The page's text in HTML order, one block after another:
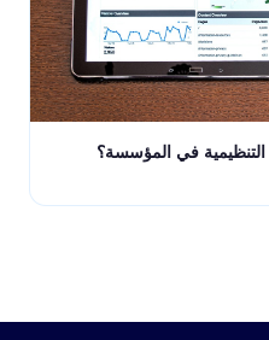
في المؤسسة؟